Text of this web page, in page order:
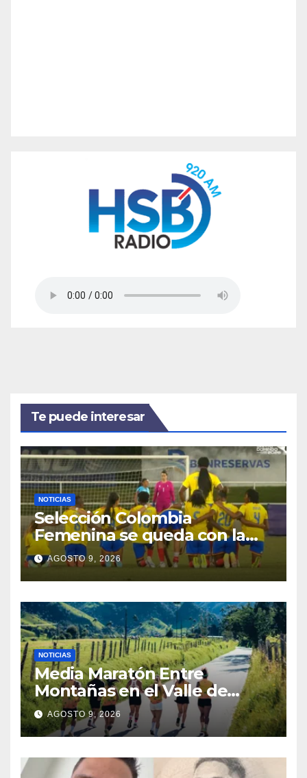
Te puede interesar
NOTICIAS
Selección Colombia
Femenina se queda con la
plata: dramática derrota ante
México en los Juegos
Centroamericanos y del
Caribe
AGOSTO 9, 2026
NOTICIAS
Media Maratón Entre
Montañas en el Valle de
Cocora: Fechas, rutas y todo
sobre la gran fiesta del
running en Salento
AGOSTO 9, 2026